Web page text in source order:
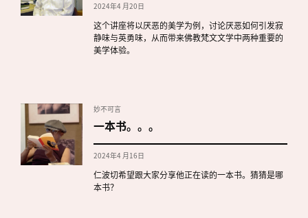
2024年4 月20日
这个讲座将以厌恶的美学为例，讨论厌恶如何引发寂
静味与英勇味，从而带来佛教梵文文学中两种重要的
美学体验。
妙不可言
一本书。。。
2024年4 月16日
仁波切希望跟大家分享他正在读的一本书。猜猜是哪
本书？